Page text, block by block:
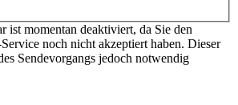
ist momentan deaktiviert, da Sie den
noch nicht akzeptiert haben. Dieser
Sendevorgangs jedoch notwendig